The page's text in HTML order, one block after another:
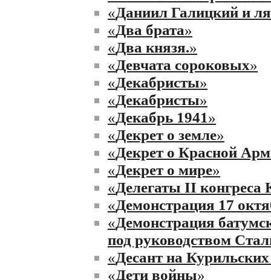
«Даниил Галицкий и
«Два брата»
«Два князя.»
«Девчата сороковых»
«Декабристы»
«Декабристы»
«Декабрь 1941»
«Декрет о земле»
«Декрет о Красной
«Декрет о мире»
«Делегаты II конгреса
«Демонстрация 17
«Демонстрация
под руководством
«Десант на
«Дети войны»